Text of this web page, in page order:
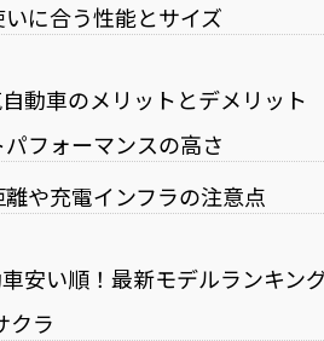
いに合う性能とサイズ
動車のメリットとデメリット
パフォーマンスの高さ
や充電インフラの注意点
安い順！最新モデルランキン
クラ